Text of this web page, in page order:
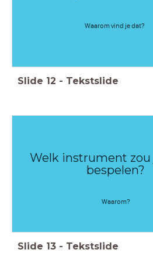
Waarom vind je dat?
Slide 12 - Tekstslide
Welk instrument zou
bespelen?
Waarom?
Slide 13 - Tekstslide